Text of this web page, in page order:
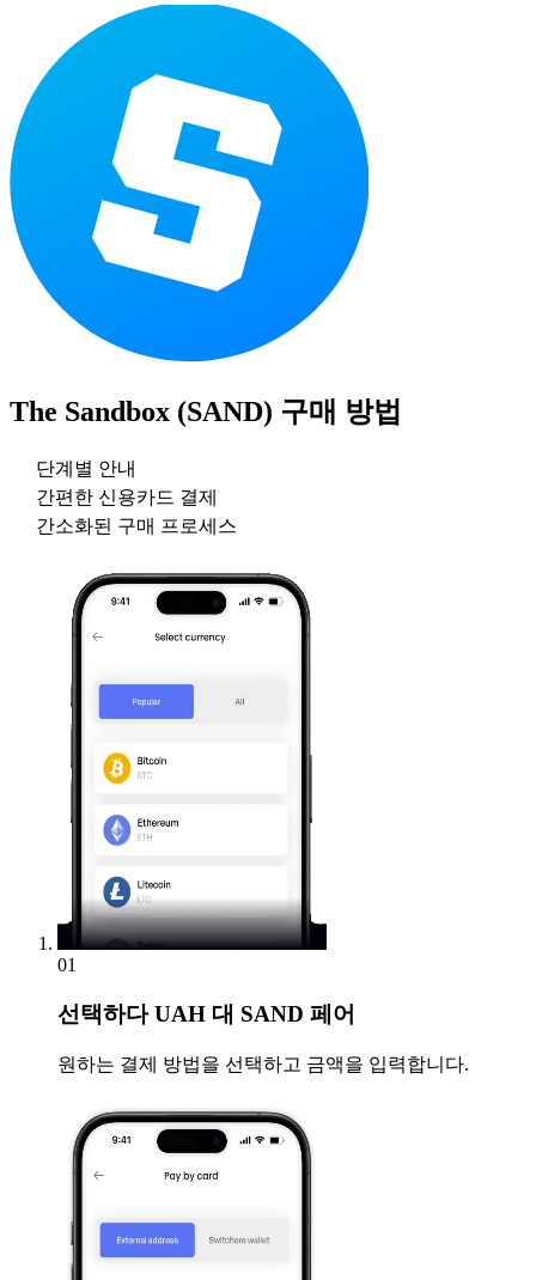
The Sandbox (SAND) 구매 방법
단계별 안내
간편한 신용카드 결제
간소화된 구매 프로세스
01
선택하다UAH 대 SAND 페어
원하는 결제 방법을 선택하고 금액을 입력합니다.